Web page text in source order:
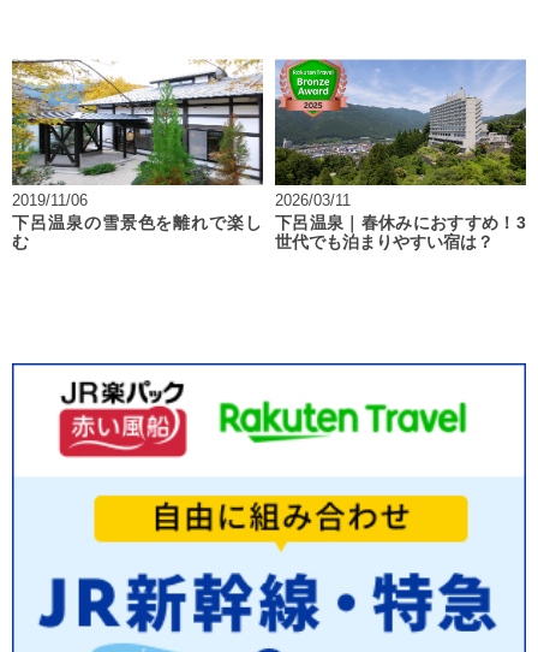
2019/11/06
下呂温泉の雪景色を離れで楽し
む
2026/03/11
下呂温泉｜春休みにおすすめ！3
世代でも泊まりやすい宿は？